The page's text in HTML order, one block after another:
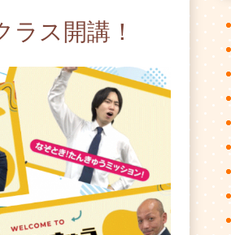
ス開講！